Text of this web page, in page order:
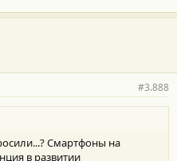
#3.888
Смартфоны на
в развитии